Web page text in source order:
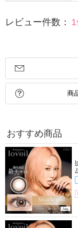
レビュー件数：
商
おすすめ商品